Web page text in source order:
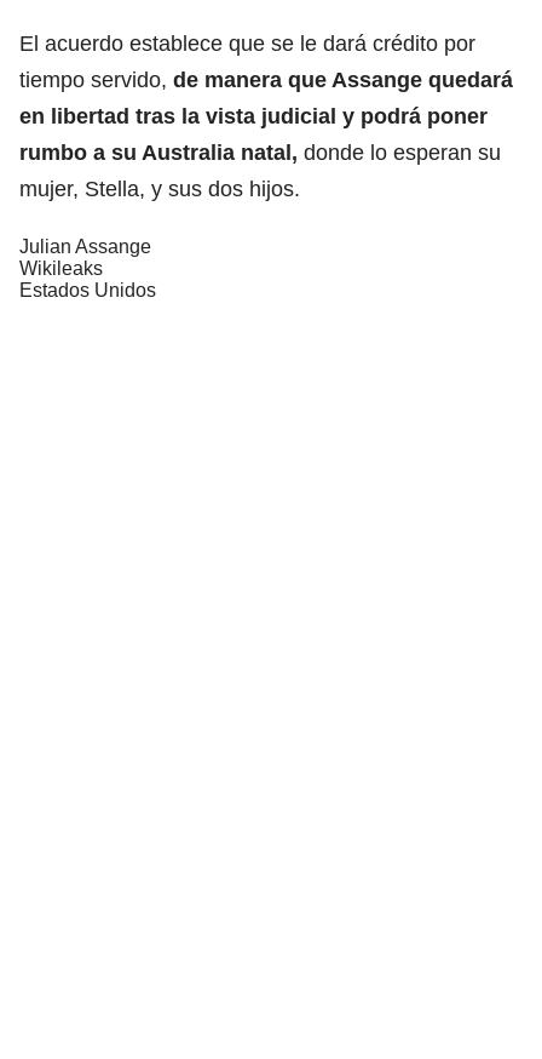
El acuerdo establece que se le dará crédito por
tiempo servido, de manera que Assange quedará
en libertad tras la vista judicial y podrá poner
rumbo a su Australia natal, donde lo esperan su
mujer, Stella, y sus dos hijos.
Julian Assange
Wikileaks
Estados Unidos